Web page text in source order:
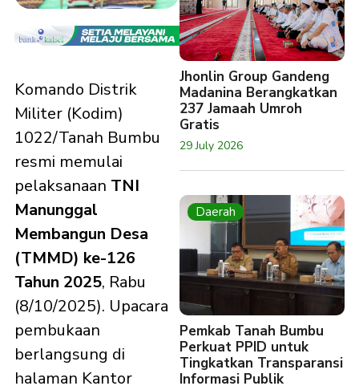
Komando Distrik
Militer (Kodim)
1022/Tanah Bumbu
resmi memulai
pelaksanaan TNI
Manunggal
Membangun Desa
(TMMD) ke-126
Tahun 2025, Rabu
(8/10/2025). Upacara
pembukaan
berlangsung di
halaman Kantor
Jhonlin Group Gandeng
Madanina Berangkatkan
237 Jamaah Umroh
Gratis
29 July 2026
Daerah
Pemkab Tanah Bumbu
Perkuat PPID untuk
Tingkatkan Transparansi
Informasi Publik